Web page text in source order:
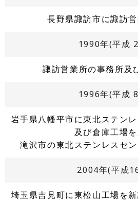
長野県諏訪市に諏訪
1990年(平成
諏訪営業所の事務所及
1996年(平成
岩手県八幡平市に東北ステン
及び倉庫工場
滝沢市の東北ステンレスセ
2004年(平成
埼玉県吉見町に東松山工場を